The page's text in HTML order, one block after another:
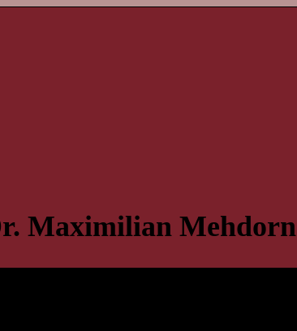
Maximilian Mehdorn